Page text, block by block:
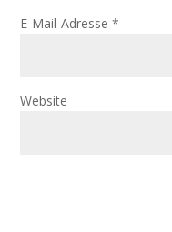
E-Mail-Adresse*
Website